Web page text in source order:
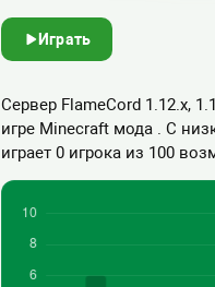
Играть
Сервер FlameCord 1.12.x,
игре Minecraft мода . С
играет 0 игрока из 100